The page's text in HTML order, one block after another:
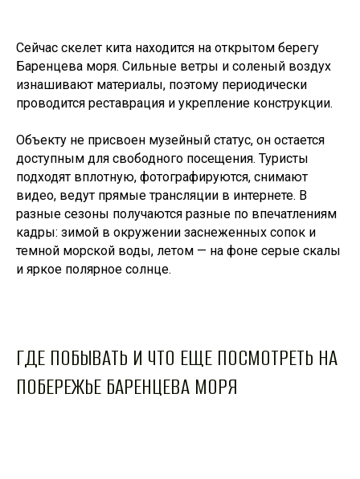
Сейчас скелет кита находится на открытом берегу
Баренцева моря. Сильные ветры и соленый воздух
изнашивают материалы, поэтому периодически
проводится реставрация и укрепление конструкции.
Объекту не присвоен музейный статус, он остается
доступным для свободного посещения. Туристы
подходят вплотную, фотографируются, снимают
видео, ведут прямые трансляции в интернете. В
разные сезоны получаются разные по впечатлениям
кадры: зимой в окружении заснеженных сопок и
темной морской воды, летом — на фоне серые скалы
и яркое полярное солнце.
ГДЕ ПОБЫВАТЬ И ЧТО ЕЩЕ ПОСМОТРЕТЬ НА
ПОБЕРЕЖЬЕ БАРЕНЦЕВА МОРЯ